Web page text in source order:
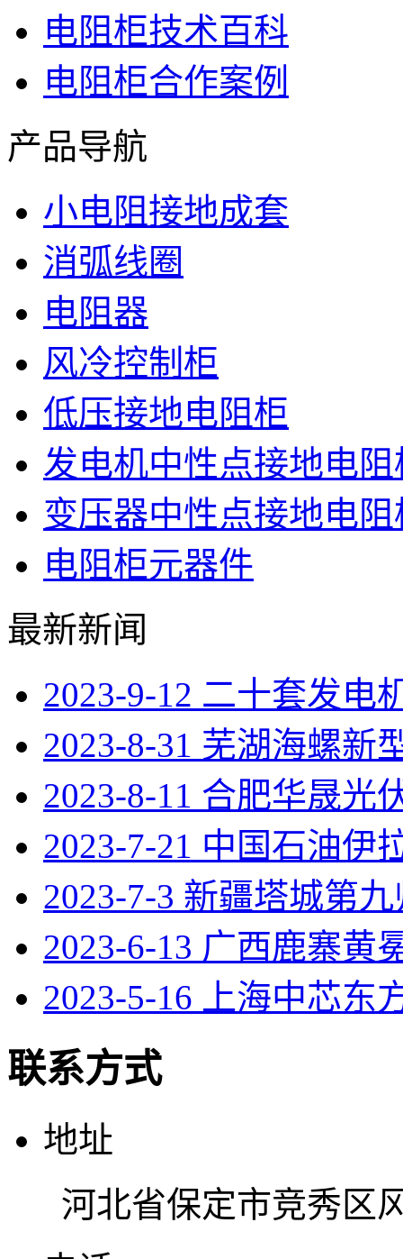
电阻柜技术百科
电阻柜合作案例
产品导航
小电阻接地成套
消弧线圈
电阻器
风冷控制柜
低压接地电阻柜
发电机中性点接地电阻
变压器中性点接地电阻
电阻柜元器件
最新新闻
2023-9-12 二十套发电
2023-8-31 芜湖海螺新
2023-8-11 合肥华晟光
2023-7-21 中国石油伊
2023-7-3 新疆塔城第
2023-6-13 广西鹿寨黄
2023-5-16 上海中芯东
联系方式
地址
河北省保定市竞秀区